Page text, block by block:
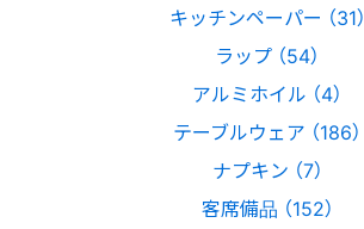
キッチンペーパー （31）
ラップ （54）
アルミホイル （4）
テーブルウェア （186）
ナプキン （7）
客席備品 （152）